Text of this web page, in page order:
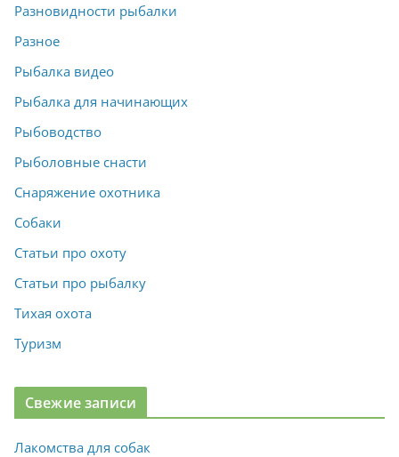
Разновидности рыбалки
Разное
Рыбалка видео
Рыбалка для начинающих
Рыбоводство
Рыболовные снасти
Снаряжение охотника
Собаки
Статьи про охоту
Статьи про рыбалку
Тихая охота
Туризм
Свежие записи
Лакомства для собак